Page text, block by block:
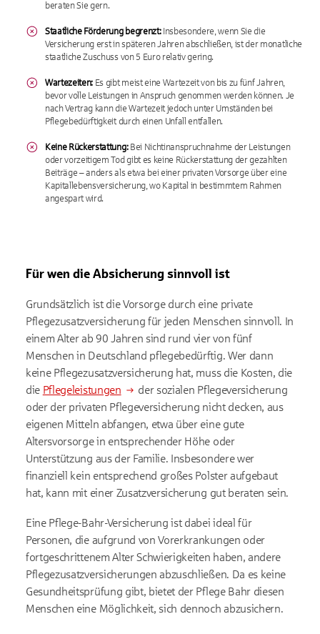
beraten Sie gern.
Staatliche Förderung begrenzt:Insbesondere, wenn Sie die
Versicherung erst in späteren Jahren abschließen, ist der monatliche
staatliche Zuschuss von 5 Euro relativ gering.
Wartezeiten: Es gibt meist eine Wartezeit von bis zu fünf Jahren,
bevor volle Leistungen in Anspruch genommen werden können. Je
nach Vertrag kann die Wartezeit jedoch unter Umständen bei
Pflegebedürftigkeit durch einen Unfall entfallen.
Keine Rückerstattung:Bei Nichtinanspruchnahme der Leistungen
oder vorzeitigem Tod gibt es keine Rückerstattung der gezahlten
Beiträge – anders als etwa bei einer privaten Vorsorge über eine
Kapitallebensversicherung, wo Kapital in bestimmtem Rahmen
angespart wird.
Für wen die Absicherung sinnvoll ist
Grundsätzlich ist die Vorsorge durch eine private
Pflegezusatzversicherung für jeden Menschen sinnvoll. In
einem Alter ab 90 Jahren sind rund vier von fünf
Menschen in Deutschland pflegebedürftig. Wer dann
keine Pflegezusatzversicherung hat, muss die Kosten, die
die Pflegeleistungen
der sozialen Pflegeversicherung
oder der privaten Pflegeversicherung nicht decken, aus
eigenen Mitteln abfangen, etwa über eine gute
Altersvorsorge in entsprechender Höhe oder
Unterstützung aus der Familie. Insbesondere wer
finanziell kein entsprechend großes Polster aufgebaut
hat, kann mit einer Zusatzversicherung gut beraten sein.
Eine Pflege-Bahr-Versicherung ist dabei ideal für
Personen, die aufgrund von Vorerkrankungen oder
fortgeschrittenem Alter Schwierigkeiten haben, andere
Pflegezusatzversicherungen abzuschließen. Da es keine
Gesundheitsprüfung gibt, bietet der Pflege Bahr diesen
Menschen eine Möglichkeit, sich dennoch abzusichern.